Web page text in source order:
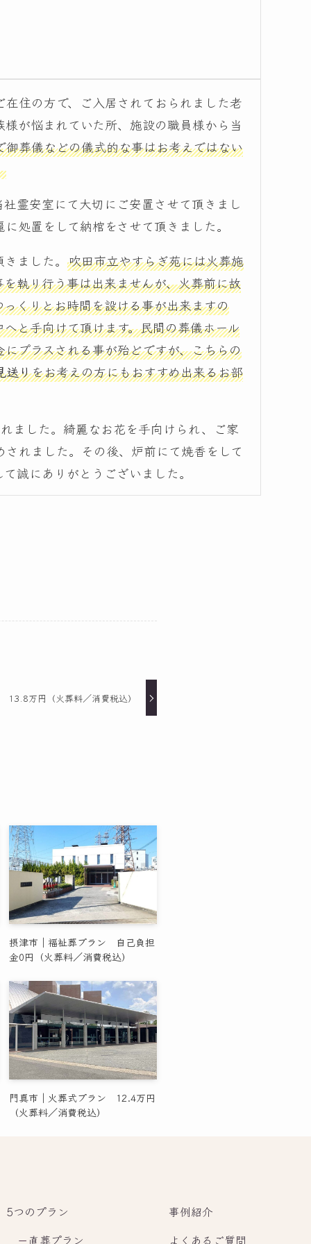
住の方で、ご入居されておられました老
が悩まれていた所、施設の職員様から当
葬儀などの儀式的な事はお考えではない
霊安室にて大切にご安置させて頂きまし
処置をして納棺をさせて頂きました。
ました。 吹田市立やすらぎ苑には火葬施
執り行う事は出来ませんが、火葬前に故
くりとお時間を設ける事が出来ますの
と手向けて頂けます。民間の葬儀ホール
プラスされる事が殆どですが、こちらの
送りをお考えの方にもおすすめ出来るお部
ました。綺麗なお花を手向けられ、ご家
れました。その後、炉前にて焼香をして
誠にありがとうございました。
万円（火葬料／消費税込）
摂津市｜福祉葬プラン 自己負担
金0円（火葬料／消費税込）
門真市｜火葬式プラン 12.4万円
（火葬料／消費税込）
5つのプラン
－ 直葬プラン
事例紹介
よくあるご質問